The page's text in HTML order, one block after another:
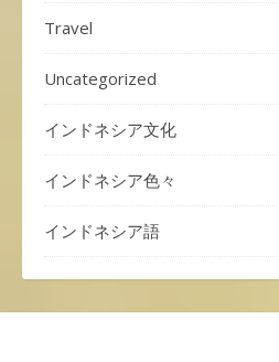
Travel
Uncategorized
インドネシア文化
インドネシア色々
インドネシア語